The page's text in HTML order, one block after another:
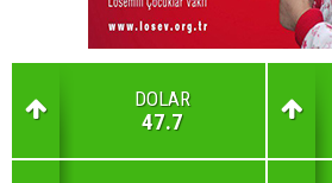
DOLAR
47.7